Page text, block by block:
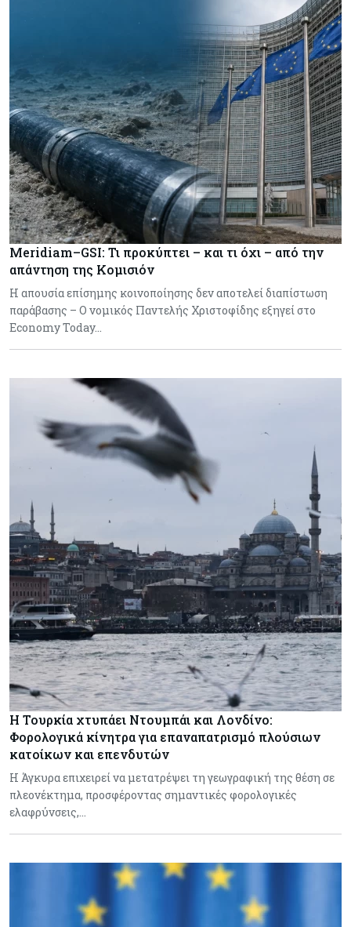
Meridiam–GSI: Τι προκύπτει – και τι όχι – από την
απάντηση της Κομισιόν
Η απουσία επίσημης κοινοποίησης δεν αποτελεί διαπίστωση
παράβασης – Ο νομικός Παντελής Χριστοφίδης εξηγεί στο
Economy Today…
Η Τουρκία χτυπάει Ντουμπάι και Λονδίνο:
Φορολογικά κίνητρα για επαναπατρισμό πλούσιων
κατοίκων και επενδυτών
Η Άγκυρα επιχειρεί να μετατρέψει τη γεωγραφική της θέση σε
πλεονέκτημα, προσφέροντας σημαντικές φορολογικές
ελαφρύνσεις,…